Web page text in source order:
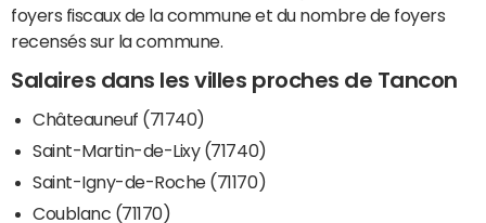
foyers fiscaux de la commune et du nombre de foyers
recensés sur la commune.
Salaires dans les villes proches de Tancon
Châteauneuf (71740)
Saint-Martin-de-Lixy (71740)
Saint-Igny-de-Roche (71170)
Coublanc (71170)